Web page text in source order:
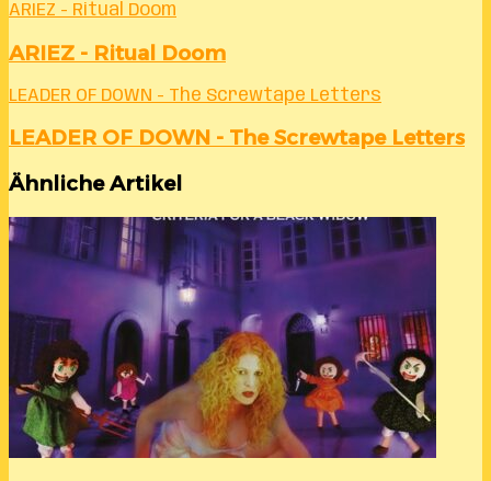
ARIEZ - Ritual Doom
ARIEZ - Ritual Doom
LEADER OF DOWN - The Screwtape Letters
LEADER OF DOWN - The Screwtape Letters
Ähnliche Artikel